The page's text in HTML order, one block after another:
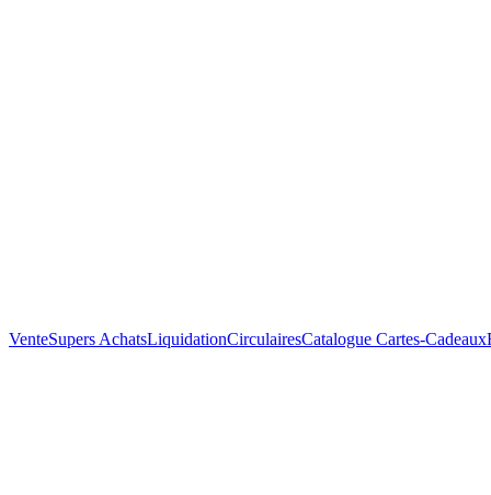
VenteSupers AchatsLiquidationCirculairesCatalogue Cartes-Cadeaux